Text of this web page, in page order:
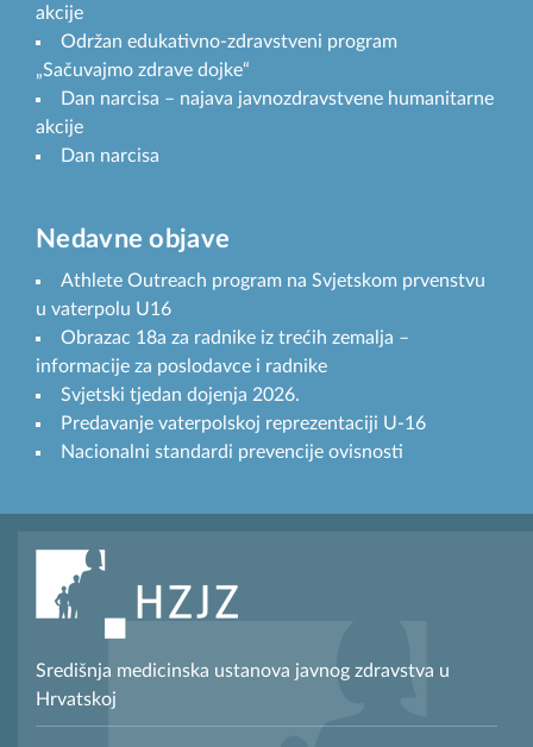
akcije
Održan edukativno-zdravstveni program
„Sačuvajmo zdrave dojke“
Dan narcisa – najava javnozdravstvene humanitarne
akcije
Dan narcisa
Nedavne objave
Athlete Outreach program na Svjetskom prvenstvu
u vaterpolu U16
Obrazac 18a za radnike iz trećih zemalja –
informacije za poslodavce i radnike
Svjetski tjedan dojenja 2026.
Predavanje vaterpolskoj reprezentaciji U-16
Nacionalni standardi prevencije ovisnosti
Središnja medicinska ustanova javnog zdravstva u
Hrvatskoj